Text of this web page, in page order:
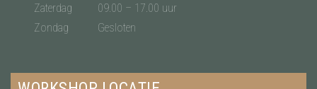
Zaterdag
09.00 – 17.00 uur
Zondag
Gesloten